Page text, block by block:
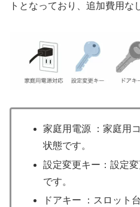
トとなっており、追加費用な
家庭用電源 ：家庭用
状態です。
設定変更キー：設定
です。
ドアキー ：スロット